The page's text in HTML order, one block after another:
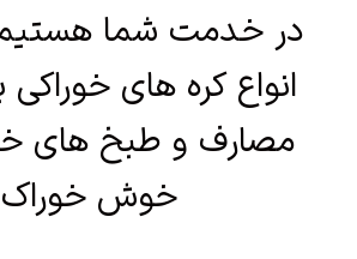
در خدمت شما
انواع کره های خوراکی
مصارف و طبخ های
خوش خوراک